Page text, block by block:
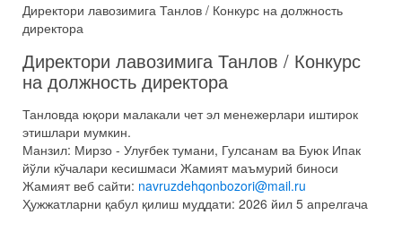
Директори лавозимига Танлов / Конкурс на должность
директора
Директори лавозимига Танлов / Конкурс
на должность директора
Танловда юқори малакали чет эл менежерлари иштирок
этишлари мумкин.
Манзил: Мирзо - Улуғбек тумани, Гулсанам ва Буюк Ипак
йўли кўчалари кесишмаси Жамият маъмурий биноси
Жамият веб сайти: navruzdehqonbozori@mail.ru
Ҳужжатларни қабул қилиш муддати: 2026 йил 5 апрелгача